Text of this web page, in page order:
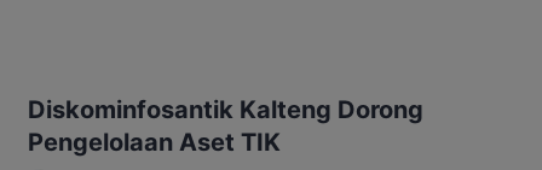
Diskominfosantik Kalteng Dorong
Pengelolaan Aset TIK